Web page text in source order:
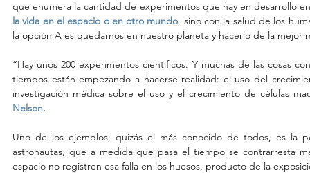
que enumera la cantidad de experimentos que hay en desarrollo
la vida en el espacio o en otro mundo, sino con la salud de los
la opción A es quedarnos en nuestro planeta y hacerlo de la mejor
“Hay unos 200 experimentos científicos. Y muchas de las cosas
tiempos están empezando a hacerse realidad: el uso del
investigación médica sobre el uso y el crecimiento de células
Nelson.
Uno de los ejemplos, quizás el más conocido de todos, es la
astronautas, que a medida que pasa el tiempo se contrarresta
espacio no registren esa falla en los huesos, producto de la